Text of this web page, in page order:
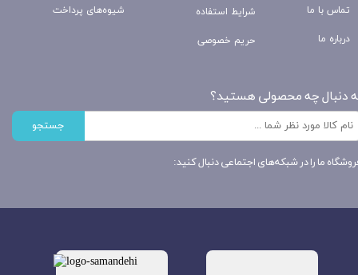
شیوه‌های پرداخت شرایط استفاده
حریم خصوصی
تماس با ما
درباره ما
دنبال چه محصولی هستید؟
جستجو
ما را در شبکه‌های اجتماعی دنبال کنید: